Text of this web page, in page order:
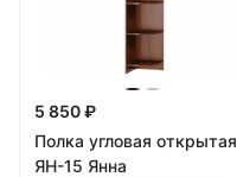
5 850 ₽
Полка угловая открытая
ЯН-15 Янна